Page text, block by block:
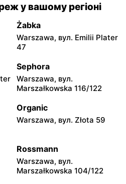
Ząbki, вул. Szwoleżerów 24
Odido
Warszawa, вул. Stanisława
Odido
Łomianki, вул. Dolna 47
Odido
Odido
Kobyłka, вул. Nadarzyn 8
у вашому регіоні
Żabka
Warszawa, вул. Emilii Plater
47
Sephora
Warszawa, вул.
Marszałkowska 116/122
Organic
Warszawa, вул. Złota 59
Rossmann
Warszawa, вул.
Marszałkowska 104/122